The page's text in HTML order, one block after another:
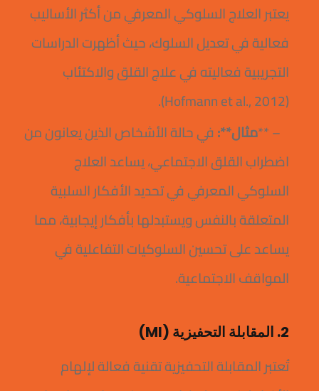
يعتبر العلاج السلوكي المعرفي من أكثر الأساليب
فعالية في تعديل السلوك، حيث أظهرت الدراسات
التجريبية فعاليته في علاج القلق والاكتئاب
(Hofmann et al., 2012).
– **مثال**:في حالة الأشخاص الذين يعانون من
اضطراب القلق الاجتماعي، يساعد العلاج
السلوكي المعرفي في تحديد الأفكار السلبية
المتعلقة بالنفس ويستبدلها بأفكار إيجابية، مما
يساعد على تحسين السلوكيات التفاعلية في
المواقف الاجتماعية.
2. المقابلة التحفيزية (MI)
تُعتبر المقابلة التحفيزية تقنية فعالة لإلهام